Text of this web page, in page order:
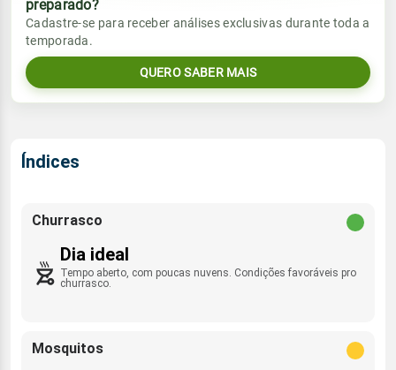
Umidade do ar
30%83%
Rajada de vento
Sol
05:44h às 17:35h
Lua
Chuva
0.0mm
Umidade do ar
Vento
SSE - 11km/h
Rajada de vento
Sol
preparado?
Cadastre-se para receber análises exclusivas durante toda a
temporada.
QUERO SABER MAIS
Índices
Churrasco
Dia ideal
Tempo aberto, com poucas nuvens. Condições favoráveis pro
churrasco.
Mosquitos